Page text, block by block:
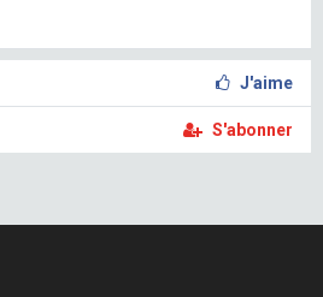
J'aime
S'abonner